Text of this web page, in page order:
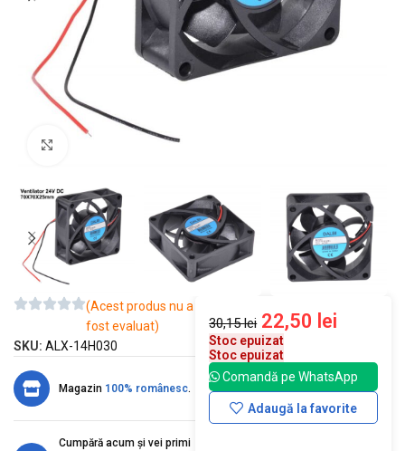
(Acest produs nu a
fost evaluat)
SKU: ALX-14H030
Magazin 100% românesc.
Cumpără acum și vei primi
30,15lei 22,50 lei
Stoc epuizat
Stoc epuizat
Comandă pe WhatsApp
Adaugă la favorite